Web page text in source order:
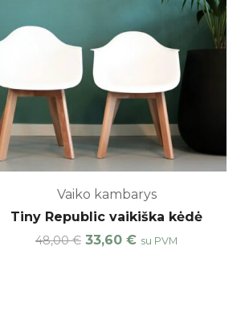
Vaiko kambarys
Tiny Republic vaikiška kėdė
48,00€ 33,60 € su PVM